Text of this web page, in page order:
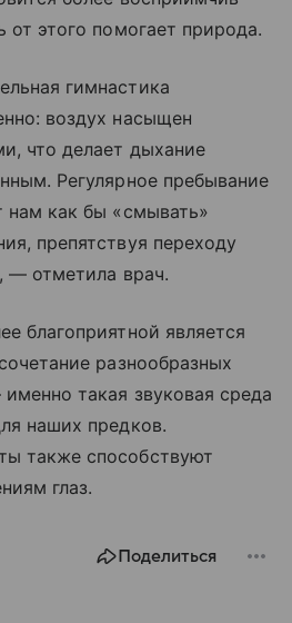
от этого помогает природа.
гимнастика
воздух насыщен
что делает дыхание
Регулярное пребывание
нам как бы «смывать»
препятствуя переходу
— отметила врач.
благоприятной является
разнообразных
такая звуковая среда
наших предков.
также способствуют
глаз.
Поделиться